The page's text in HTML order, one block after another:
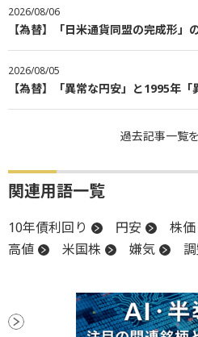
2026/08/06
【為替】「日米通貨同盟の完成形」
2026/08/05
【為替】「異常な円安」と1995年「
過去記事一覧
関連用語一覧
10年債利回り 円安 株価
高値
米国株 嫌気